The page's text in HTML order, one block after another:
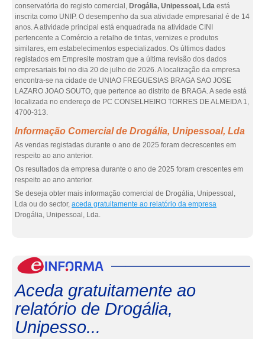
conservatória do registo comercial, Drogália, Unipessoal, Lda está
inscrita como UNIP. O desempenho da sua atividade empresarial é de 14
anos. A atividade principal está enquadrada na atividade CINI
pertencente a Comércio a retalho de tintas, vernizes e produtos
similares, em estabelecimentos especializados. Os últimos dados
registados em Empresite mostram que a última revisão dos dados
empresariais foi no dia 20 de julho de 2026. A localização da empresa
encontra-se na cidade de UNIAO FREGUESIAS BRAGA SAO JOSE
LAZARO JOAO SOUTO, que pertence ao distrito de BRAGA. A sede está
localizada no endereço de PC CONSELHEIRO TORRES DE ALMEIDA 1,
4700-313.
Informação Comercial de Drogália, Unipessoal, Lda
As vendas registadas durante o ano de 2025 foram decrescentes em
respeito ao ano anterior.
Os resultados da empresa durante o ano de 2025 foram crescentes em
respeito ao ano anterior.
Se deseja obter mais informação comercial de Drogália, Unipessoal,
Lda ou do sector, aceda gratuitamente ao relatório da empresa
Drogália, Unipessoal, Lda.
Aceda gratuitamente ao
relatório de Drogália,
Unipesso...